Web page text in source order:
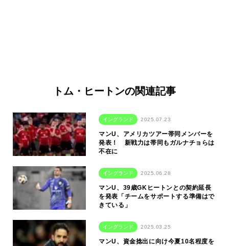
トム・ヒートンの関連記事
イングランド 2025.07.23
マンU、アメリカツアー帯同メンバーを
発表！ 新戦力は帯同もガルナチョらは
不在に
イングランド 2025.06.28
マンU、39歳GKヒートンとの契約延長
を発表「チームをサポートする準備はで
きている」
イングランド 2025.03.25
マンU、資金捻出に向け今夏10名程度を